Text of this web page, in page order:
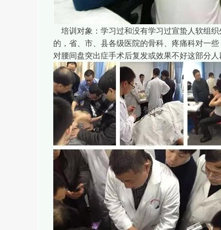
培训对象：学习过和没有学习过宣蛰人软组
的，省、市、县各级医院的骨科、疼痛科对一
对腰间盘突出症手术后复发或效果不好这部分